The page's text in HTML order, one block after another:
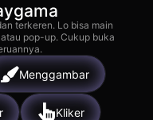
terkeren. Lo bisa main
pop-up. Cukup buka
Menggambar
Kliker